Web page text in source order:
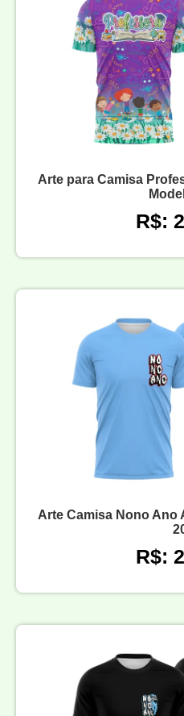
Arte para Camisa
R$:
Arte Camisa Nono Ano
R$: